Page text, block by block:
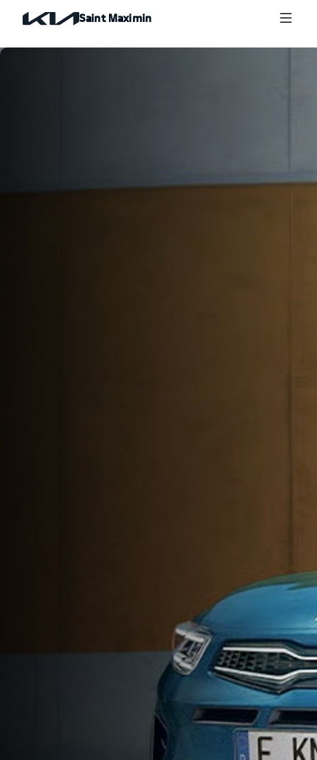
Saint Maximin